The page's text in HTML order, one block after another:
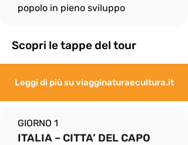
popolo in pieno sviluppo
Scopri le tappe del tour
Leggi di più su viagginaturaecultura.it
GIORNO 1
ITALIA – CITTA’ DEL CAPO